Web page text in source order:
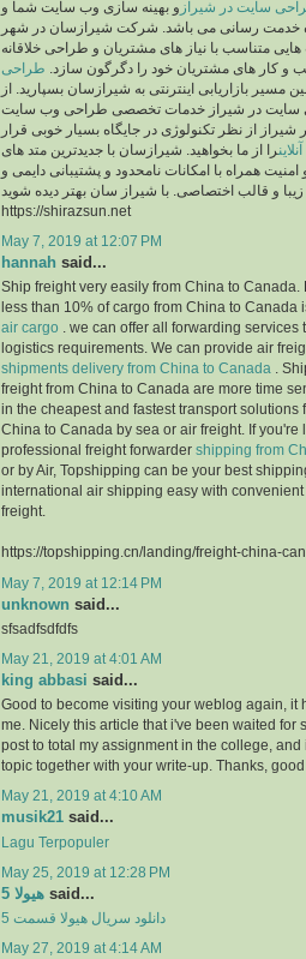
سایت در شیراز و بهینه سازی وب سایت شما و
خدمت رسانی می باشد. شرکت شیرازسان در شهر
متناسب با نیاز های مشتریان و طراحی خلاقانه
و کار های مشتریان خود را دگرگون سازد. طراحی
مسیر بازاریابی اینترنتی به شیرازسان بسپارید. از
سایت در شیراز خدمات تخصصی طراحی وب سایت
شیراز از نظر تکنولوژی در جایگاه بسیار خوبی قرار
را از ما بخواهید. شیرازسان با جدیدترین متد های
امنیت همراه با امکانات نامحدود و پشتیبانی دایمی و
https://shirazsun.net
May 7, 2019 at 12:07 PM
hannah said...
Ship freight very easily from China to Canada.
less than 10% of cargo from China to Canada
air cargo . we can offer all forwarding services
logistics requirements. We can provide air
shipments delivery from China to Canada .
freight from China to Canada are more time
in the cheapest and fastest transport solutions
China to Canada by sea or air freight. If you're
professional freight forwarder shipping from
or by Air, Topshipping can be your best
international air shipping easy with
freight.
https://topshipping.cn/landing/freight-china-
May 7, 2019 at 12:14 PM
unknown said...
sfsadfsdfdfs
May 21, 2019 at 4:01 AM
king abbasi said...
Good to become visiting your weblog again, it
me. Nicely this article that i've been waited for
post to total my assignment in the college, and
topic together with your write-up. Thanks,
May 21, 2019 at 4:10 AM
musik21 said...
Lagu Terpopuler
May 25, 2019 at 12:28 PM
هیولا 5 said...
دانلود سریال هیولا قسمت 5
May 27, 2019 at 4:14 AM